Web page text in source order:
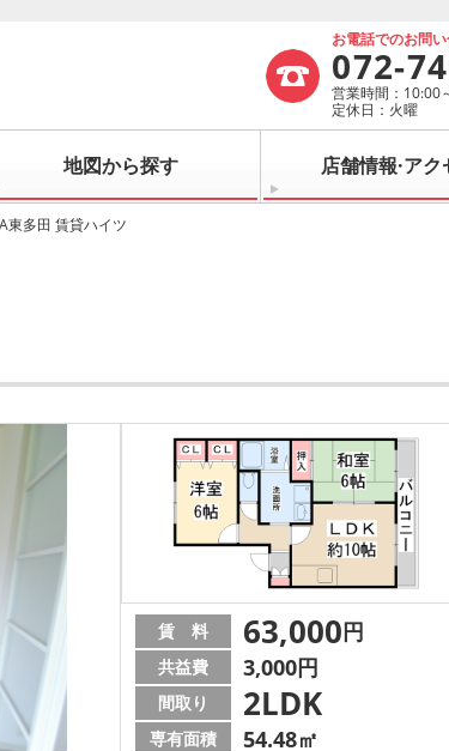
お電話でのお問
072-
営業時間：10:00
定休日：火曜
地図から探す 店舗情報·アク
東多田 賃貸ハイツ
賃 料 63,000円
共益費 3,000円
間取り 2LDK
専有面積 54.48㎡